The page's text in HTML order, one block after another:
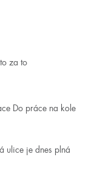
za to
Do práce na kole
ulice je dnes plná